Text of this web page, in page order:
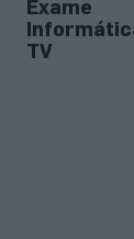
Exame
TV